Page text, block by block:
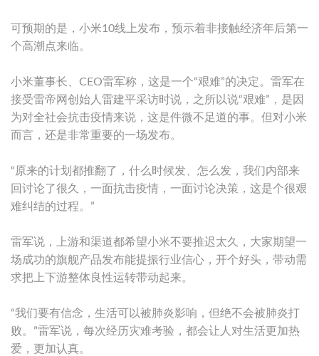
可预期的是，小米10线上发布，预示着非接触经济年后第一
个高潮点来临。
小米董事长、CEO雷军称，这是一个“艰难”的决定。雷军在
接受雷帝网创始人雷建平采访时说，之所以说“艰难”，是因
为对全社会抗击疫情来说，这是件微不足道的事。但对小米
而言，还是非常重要的一场发布。
“原来的计划都推翻了，什么时候发、怎么发，我们内部来
回讨论了很久，一面抗击疫情，一面讨论决策，这是个很艰
难纠结的过程。”
雷军说，上游和渠道都希望小米不要推迟太久，大家期望一
场成功的旗舰产品发布能提振行业信心，开个好头，带动需
求把上下游整体良性运转带动起来。
“我们要有信念，生活可以被肺炎影响，但绝不会被肺炎打
败。”雷军说，每次经历灾难考验，都会让人对生活更加热
爱，更加认真。